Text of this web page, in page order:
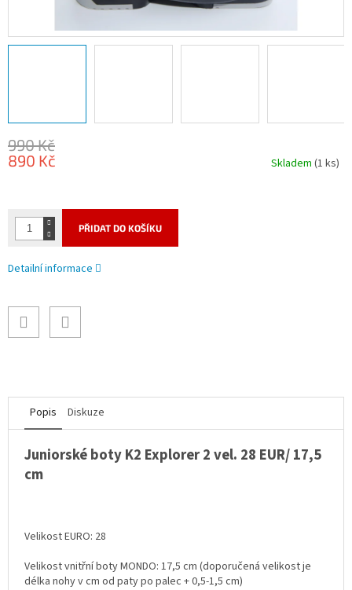
990 Kč
890 Kč
Skladem(1 ks)
PŘIDAT DO KOŠÍKU
Detailní informace
Popis Diskuze
Juniorské boty K2 Explorer 2 vel. 28 EUR/ 17,5
cm
Velikost EURO: 28
Velikost vnitřní boty MONDO: 17,5 cm (doporučená velikost je
délka nohy v cm od paty po palec + 0,5-1,5 cm)